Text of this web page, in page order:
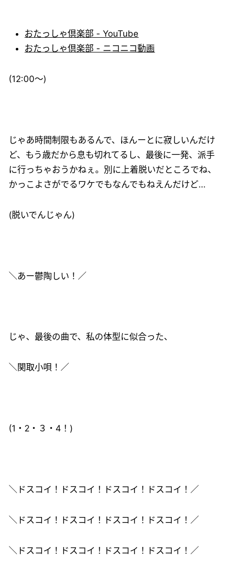
おたっしゃ倶楽部 - YouTube
おたっしゃ倶楽部 - ニコニコ動画
(12:00～)
じゃあ時間制限もあるんで、ほんーとに寂しいんだけ
ど、もう歳だから息も切れてるし、最後に一発、派手
に行っちゃおうかねぇ。別に上着脱いだところでね、
かっこよさがでるワケでもなんでもねえんだけど…
(脱いでんじゃん)
＼あー鬱陶しい！／
じゃ、最後の曲で、私の体型に似合った、
＼関取小唄！／
(1・2・３・4！)
＼ドスコイ！ドスコイ！ドスコイ！ドスコイ！／
＼ドスコイ！ドスコイ！ドスコイ！ドスコイ！／
＼ドスコイ！ドスコイ！ドスコイ！ドスコイ！／